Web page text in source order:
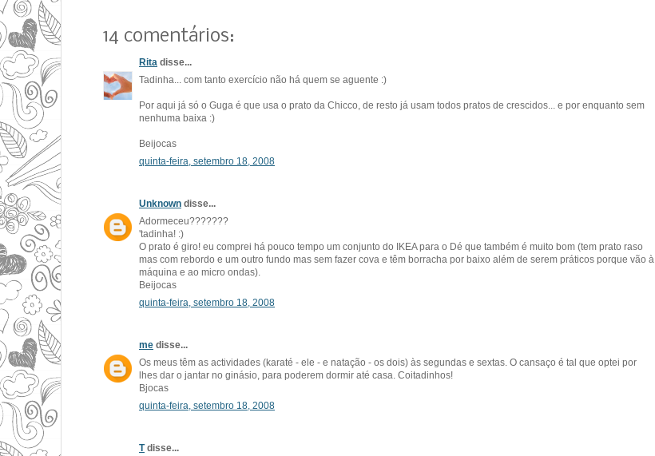
14 comentários:
Rita disse...
Tadinha... com tanto exercício não há quem se aguente :)
Por aqui já só o Guga é que usa o prato da Chicco, de resto já usam todos pratos de crescidos... e por enquanto sem
nenhuma baixa :)
Beijocas
quinta-feira, setembro 18, 2008
Unknown disse...
Adormeceu???????
'tadinha! :)
O prato é giro! eu comprei há pouco tempo um conjunto do IKEA para o Dé que também é muito bom (tem prato raso
mas com rebordo e um outro fundo mas sem fazer cova e têm borracha por baixo além de serem práticos porque vão à
máquina e ao micro ondas).
Beijocas
quinta-feira, setembro 18, 2008
me disse...
Os meus têm as actividades (karaté - ele - e natação - os dois) às segundas e sextas. O cansaço é tal que optei por
lhes dar o jantar no ginásio, para poderem dormir até casa. Coitadinhos!
Bjocas
quinta-feira, setembro 18, 2008
Tdisse...